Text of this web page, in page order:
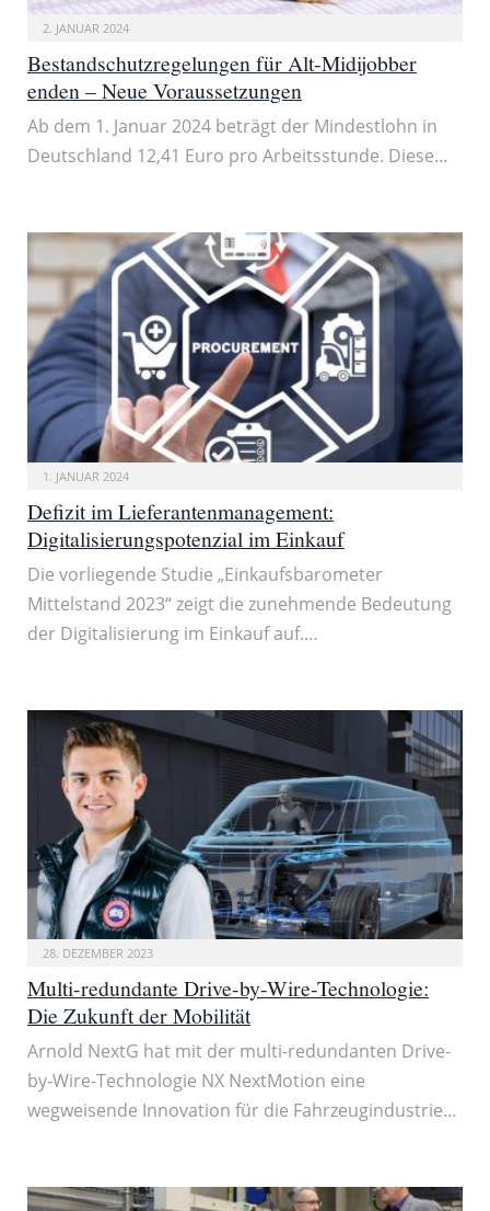
2. JANUAR 2024
Bestandschutzregelungen für Alt-Midijobber
enden – Neue Voraussetzungen
Ab dem 1. Januar 2024 beträgt der Mindestlohn in
Deutschland 12,41 Euro pro Arbeitsstunde. Diese…
1. JANUAR 2024
Defizit im Lieferantenmanagement:
Digitalisierungspotenzial im Einkauf
Die vorliegende Studie „Einkaufsbarometer
Mittelstand 2023“ zeigt die zunehmende Bedeutung
der Digitalisierung im Einkauf auf.…
28. DEZEMBER 2023
Multi-redundante Drive-by-Wire-Technologie:
Die Zukunft der Mobilität
Arnold NextG hat mit der multi-redundanten Drive-
by-Wire-Technologie NX NextMotion eine
wegweisende Innovation für die Fahrzeugindustrie…